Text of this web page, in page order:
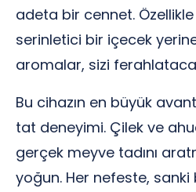
adeta bir cennet.
serinletici bir içecek
aromalar, sizi
Bu cihazın en büyük
tat deneyimi. Çilek ve
gerçek meyve tadını
yoğun. Her nefeste,